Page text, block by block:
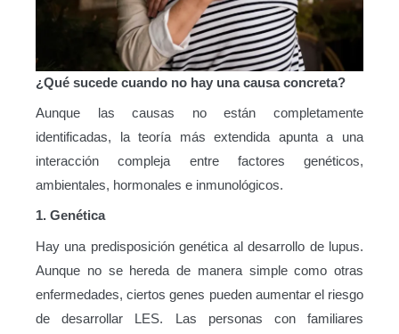
¿Qué sucede cuando no hay una causa concreta?
Aunque las causas no están completamente
identificadas, la teoría más extendida apunta a una
interacción compleja entre factores genéticos,
ambientales, hormonales e inmunológicos.
1. Genética
Hay una predisposición genética al desarrollo de lupus.
Aunque no se hereda de manera simple como otras
enfermedades, ciertos genes pueden aumentar el riesgo
de desarrollar LES. Las personas con familiares